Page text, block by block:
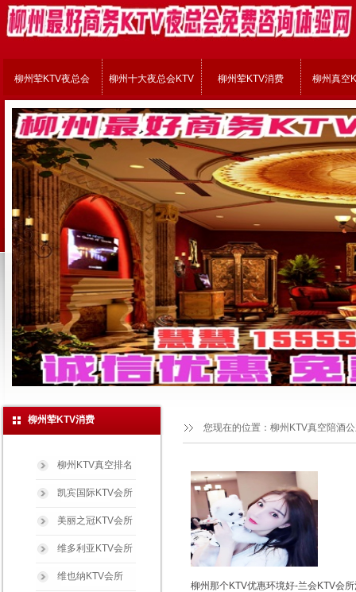
柳州荤KTV夜总会 柳州十大夜总会KTV 柳州荤KTV消费 柳州真空
柳州那个KTV优惠环境好-兰会KTV会
柳州荤KTV消费
柳州KTV真空排名
凯宾国际KTV会所
美丽之冠KTV会所
维多利亚KTV会所
维也纳KTV会所
您现在的位置： 柳州KTV真空陪酒